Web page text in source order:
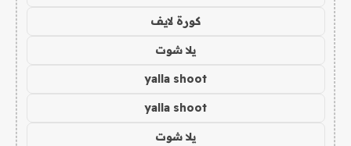
كورة لايف
يلا شوت
yalla shoot
yalla shoot
يلا شوت